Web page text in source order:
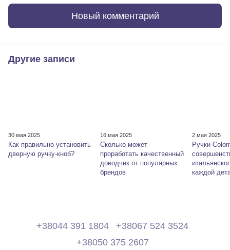
Новый комментарий
Другие записи
30 мая 2025
Как правильно установить
дверную ручку-кноб?
16 мая 2025
Сколько может
проработать качественный
доводчик от популярных
брендов
2 мая 2025
Ручки
каждой
+38044 391 1804
+38067 524 3524
+38050 375 2607